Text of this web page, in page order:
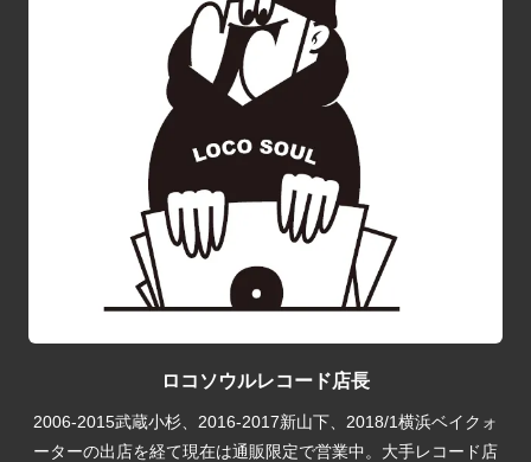
ロコソウルレコード店長
2006-2015武蔵小杉、2016-2017新山下、2018/1横浜ベイクォ
ーターの出店を経て現在は通販限定で営業中。大手レコード店